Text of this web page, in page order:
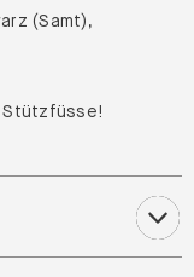
(Samt),
Stützfüsse!